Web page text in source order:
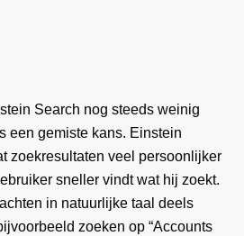
Search nog steeds weinig
een gemiste kans. Einstein
zoekresultaten veel persoonlijker
sneller vindt wat hij zoekt.
in natuurlijke taal deels
zoeken op “Accounts